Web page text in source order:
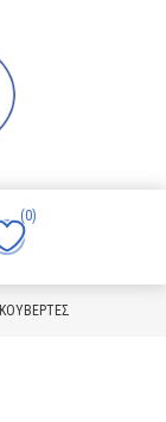
(0)
ΚΟΥΒΕΡΤΕΣ